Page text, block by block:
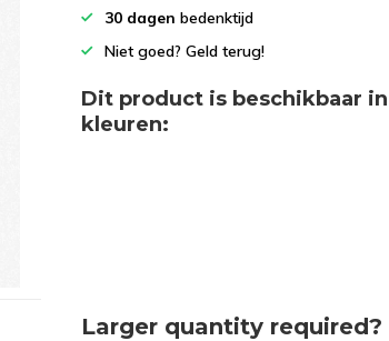
30 dagen bedenktijd
Niet goed? Geld terug!
Dit product is beschikbaar
kleuren:
Larger quantity required?